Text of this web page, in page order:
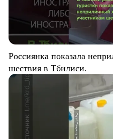
Россиянка показала
шествия в Тбилиси.